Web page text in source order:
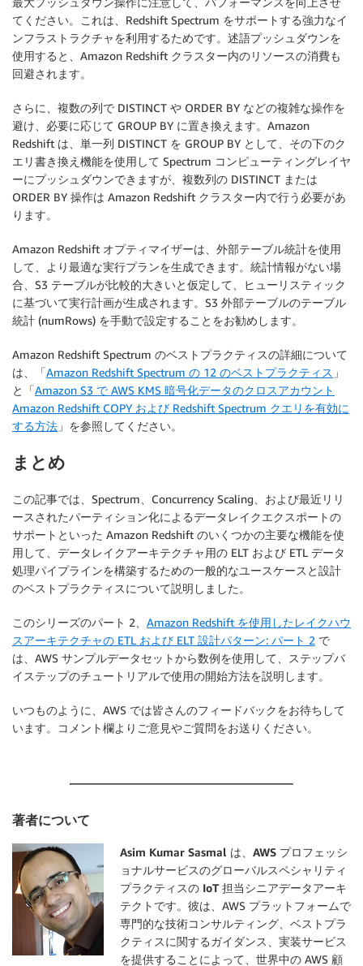
てください。これは、Redshift Spectrum をサポートする強力なイ
ンフラストラクチャを利用するためです。述語プッシュダウンを
使用すると、Amazon Redshift クラスター内のリソースの消費も
回避されます。
さらに、複数の列で DISTINCT や ORDER BY などの複雑な操作を
避け、必要に応じて GROUP BY に置き換えます。Amazon
Redshift は、単一列 DISTINCT を GROUP BY として、その下のク
エリ書き換え機能を使用して Spectrum コンピューティングレイヤ
ーにプッシュダウンできますが、複数列の DISTINCT または
ORDER BY 操作は Amazon Redshift クラスター内で行う必要があ
ります。
Amazon Redshift オプティマイザーは、外部テーブル統計を使用
して、より最適な実行プランを生成できます。統計情報がない場
合、S3 テーブルが比較的大きいと仮定して、ヒューリスティック
に基づいて実行計画が生成されます。S3 外部テーブルのテーブル
統計 (numRows) を手動で設定することをお勧めします。
Amazon Redshift Spectrum のベストプラクティスの詳細について
は、「Amazon Redshift Spectrum の 12 のベストプラクティス 」
と「Amazon S3 で AWS KMS 暗号化データのクロスアカウント
Amazon Redshift COPY および Redshift Spectrum クエリを有効に
する方法 」を参照してください。
まとめ
この記事では、Spectrum、Concurrency Scaling、および最近リリ
ースされたパーティション化によるデータレイクエクスポートの
サポートといった Amazon Redshift のいくつかの主要な機能を使
用して、データレイクアーキテクチャ用の ELT および ETL データ
処理パイプラインを構築するための一般的なユースケースと設計
のベストプラクティスについて説明しました。
このシリーズのパート 2、 Amazon Redshift を使用したレイクハウ
スアーキテクチャの ETL および ELT 設計パターン: パート 2 で
は、AWS サンプルデータセットから数例を使用して、ステップバ
イステップのチュートリアルで使用の開始方法を説明します。
いつものように、AWS では皆さんのフィードバックをお待ちして
います。コメント欄よりご意見やご質問をお送りください。
著者について
Asim Kumar Sasmal は、AWS プロフェッシ
ョナルサービスのグローバルスペシャリティ
プラクティスの IoT 担当シニアデータアーキ
テクトです。 彼は、AWS プラットフォームで
専門的な技術コンサルティング、ベストプラ
クティスに関するガイダンス、実装サービス
を提供することによって、世界中の AWS 顧